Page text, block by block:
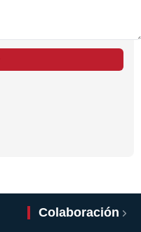
Colaboración